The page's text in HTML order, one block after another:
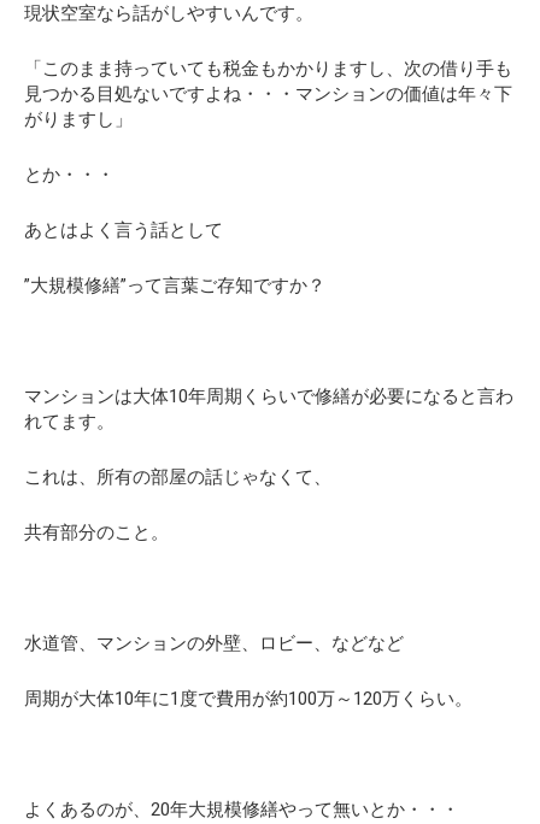
現状空室なら話がしやすいんです。
「このまま持っていても税金もかかりますし、次の借り手も
見つかる目処ないですよね・・・マンションの価値は年々下
がりますし」
とか・・・
あとはよく言う話として
”大規模修繕”って言葉ご存知ですか？
マンションは大体10年周期くらいで修繕が必要になると言わ
れてます。
これは、所有の部屋の話じゃなくて、
共有部分のこと。
水道管、マンションの外壁、ロビー、などなど
周期が大体10年に1度で費用が約100万～120万くらい。
よくあるのが、20年大規模修繕やって無いとか・・・